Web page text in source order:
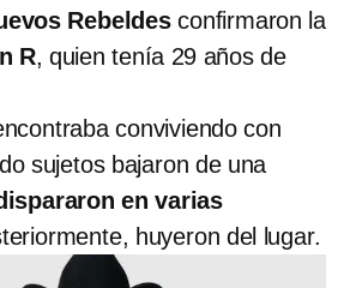
Rebeldesconfirmaron la
R, quien tenía 29 años de
conviviendo con
sujetos bajaron de una
en varias
huyeron del lugar.